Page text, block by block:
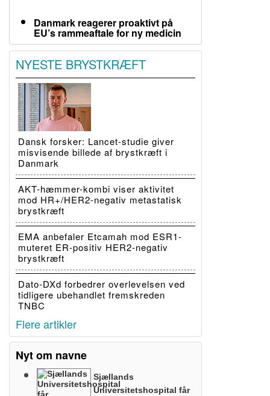
Danmark reagerer proaktivt på
EU’s rammeaftale for ny medicin
NYESTE BRYSTKRÆFT
Dansk forsker: Lancet-studie giver
misvisende billede af brystkræft i
Danmark
AKT-hæmmer-kombi viser aktivitet
mod HR+/HER2-negativ metastatisk
brystkræft
EMA anbefaler Etcamah mod ESR1-
muteret ER-positiv HER2-negativ
brystkræft
Dato-DXd forbedrer overlevelsen ved
tidligere ubehandlet fremskreden
TNBC
Flere artikler
Nyt om navne
Sjællands
Universitetshospital får